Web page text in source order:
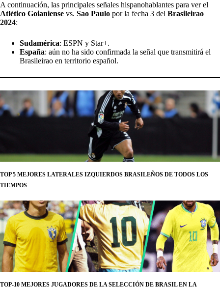
A continuación, las principales señales hispanohablantes para ver el
Atlético Goianiense vs. Sao Paulo por la fecha 3 del Brasileirao
2024:
Sudamérica: ESPN y Star+.
España: aún no ha sido confirmada la señal que transmitirá el
Brasileirao en territorio español.
TOP 5 MEJORES LATERALES IZQUIERDOS BRASILEÑOS DE TODOS LOS
TIEMPOS
TOP-10 MEJORES JUGADORES DE LA SELECCIÓN DE BRASIL EN LA